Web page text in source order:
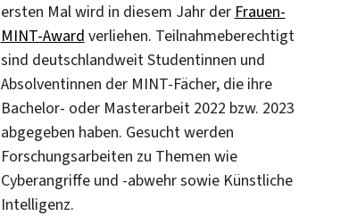
ersten Mal wird in diesem Jahr der Frauen-
MINT-Award verliehen. Teilnahmeberechtigt
sind deutschlandweit Studentinnen und
Absolventinnen der MINT-Fächer, die ihre
Bachelor- oder Masterarbeit 2022 bzw. 2023
abgegeben haben. Gesucht werden
Forschungsarbeiten zu Themen wie
Cyberangriffe und -abwehr sowie Künstliche
Intelligenz.